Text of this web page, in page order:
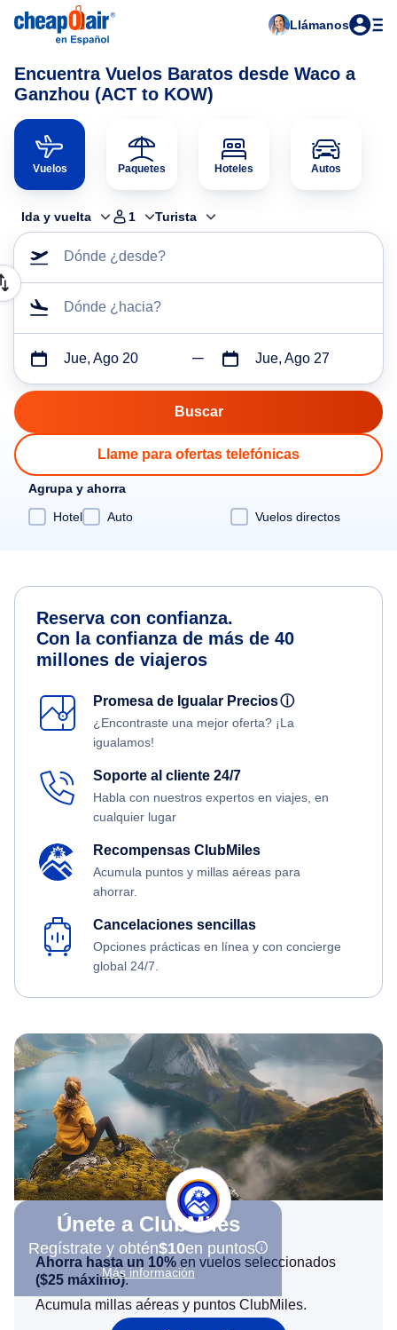
Llámanos
Encuentra Vuelos Baratos desde Waco a
Ganzhou (ACT to KOW)
Vuelos Paquetes Hoteles Autos
Ida y vuelta 1 Turista
Dónde ¿desde?
Dónde ¿hacia?
Jue, Ago 20 Jue, Ago 27
Llame para ofertas telefónicas
Agrupa y ahorra
Hotel
Auto Vuelos directos
Reserva con confianza.
Con la confianza de más de 40
millones de viajeros
Promesa de Igualar Preciosⓘ
¿Encontraste una mejor oferta? ¡La
igualamos!
Soporte al cliente 24/7
Habla con nuestros expertos en viajes, en
cualquier lugar
Recompensas ClubMiles
Acumula puntos y millas aéreas para
ahorrar.
Cancelaciones sencillas
Opciones prácticas en línea y con concierge
global 24/7.
Únete a ClubMiles
Regístrate y obtén$10en puntos
Más información
Ahorra hasta un 10% en vuelos seleccionados
($25 máximo).
Acumula millas aéreas y puntos ClubMiles.